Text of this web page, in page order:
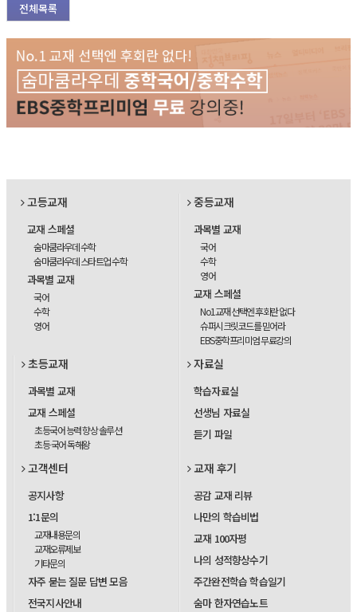
전체목록
고등교재
교재 스페셜
숨마쿰라우데 수학
숨마쿰라우데 스타트업 수학
과목별 교재
국어
수학
영어
중등교재
과목별 교재
국어
수학
영어
교재 스페셜
No1교재 선택엔 후회란 없다
슈퍼시크릿코드를 믿어라
EBS중학프리미엄 무료강의
초등교재
과목별 교재
교재 스페셜
초등국어 능력 향상 솔루션
초등 국어 독해왕
자료실
학습자료실
선생님 자료실
듣기 파일
고객센터
공지사항
1:1문의
교재내용문의
교재오류제보
기타문의
자주 묻는 질문 답변 모음
전국지사안내
교재 후기
공감 교재 리뷰
나만의 학습비법
교재 100자평
나의 성적향상수기
주간완전학습 학습일기
숨마 한자연습노트